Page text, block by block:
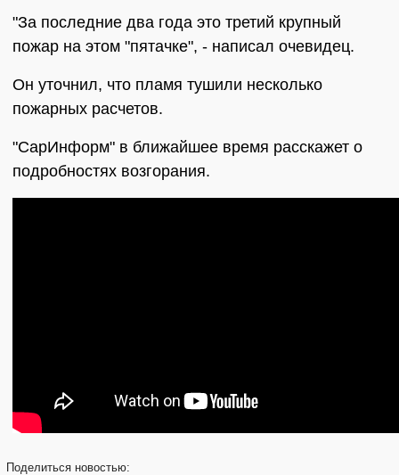
"За последние два года это третий крупный
пожар на этом "пятачке", - написал очевидец.
Он уточнил, что пламя тушили несколько
пожарных расчетов.
"СарИнформ" в ближайшее время расскажет о
подробностях возгорания.
Поделиться новостью: